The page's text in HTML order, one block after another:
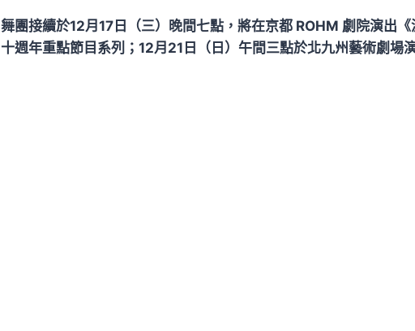
舞團接續於12月17日（三）晚間七點，將在京都 ROHM 劇院演出
十週年重點節目系列；12月21日（日）午間三點於北九州藝術劇場